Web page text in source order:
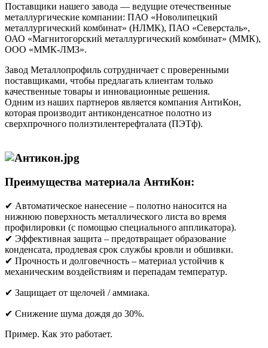
Поставщики нашего завода — ведущие отечественные
металлургические компании: ПАО «Новолипецкий
металлургический комбинат» (НЛМК), ПАО «Северсталь»,
ОАО «Магнитогорский металлургический комбинат» (ММК),
ООО «ММК-ЛМЗ».
Завод Металлопрофиль сотрудничает с проверенными
поставщиками, чтобы предлагать клиентам только
качественные товары и инновационные решения.
Одним из наших партнеров является компания АнтиКон,
которая производит антиконденсатное полотно из
сверхпрочного полиэтилентерефталата (ПЭТф).
Преимущества материала АнтиКон:
✔ Автоматическое нанесение – полотно наносится на
нижнюю поверхность металлического листа во время
профилировки (с помощью специального аппликатора).
✔ Эффективная защита – предотвращает образование
конденсата, продлевая срок службы кровли и обшивки.
✔ Прочность и долговечность – материал устойчив к
механическим воздействиям и перепадам температур.
✔ Защищает от щелочей / аммиака.
✔ Снижение шума дождя до 30%.
Пример. Как это работает.